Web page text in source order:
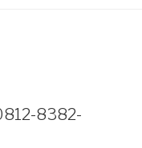
8382-